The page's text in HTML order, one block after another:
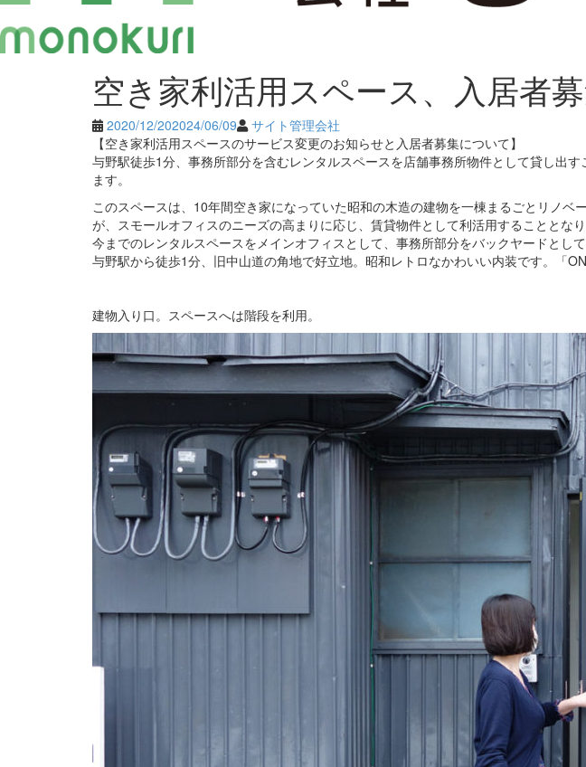
空き家利活用スペース、入居者
2020/12/202024/06/09
サイト管理会社
【空き家利活用スペースのサービス変更のお知らせと入居者募集について】
与野駅徒歩1分、事務所部分を含むレンタルスペースを店舗事務所物件として貸し出
ます。
このスペースは、10年間空き家になっていた昭和の木造の建物を一棟まるごとリノ
が、スモールオフィスのニーズの高まりに応じ、賃貸物件として利活用することとなり
今までのレンタルスペースをメインオフィスとして、事務所部分をバックヤードとして
与野駅から徒歩1分、旧中山道の角地で好立地。昭和レトロなかわいい内装です。「
建物入り口。スペースへは階段を利用。